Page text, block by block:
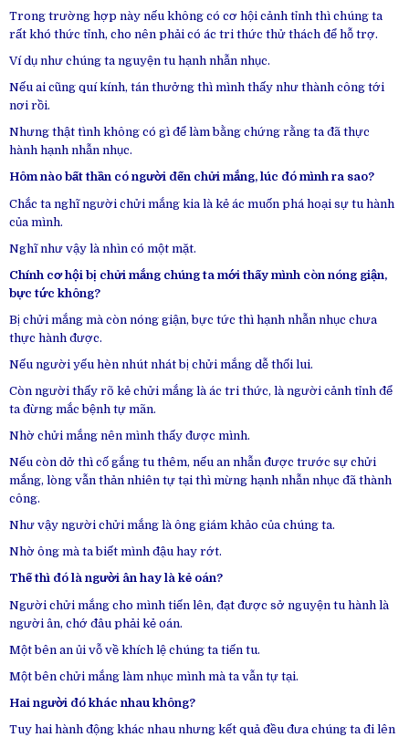
Trong trường hợp này nếu không có cơ hội cảnh tỉnh thì chúng ta
rất khó thức tỉnh, cho nên phải có ác tri thức thử thách để hỗ trợ.
Ví dụ như chúng ta nguyện tu hạnh nhẫn nhục.
Nếu ai cũng quí kính, tán thưởng thì mình thấy như thành công tới
nơi rồi.
Nhưng thật tình không có gì để làm bằng chứng rằng ta đã thực
hành hạnh nhẫn nhục.
Hôm nào bất thần có người đến chửi mắng, lúc đó mình ra sao?
Chắc ta nghĩ người chửi mắng kia là kẻ ác muốn phá hoại sự tu hành
của mình.
Nghĩ như vậy là nhìn có một mặt.
Chính cơ hội bị chửi mắng chúng ta mới thấy mình còn nóng giận,
bực tức không?
Bị chửi mắng mà còn nóng giận, bực tức thì hạnh nhẫn nhục chưa
thực hành được.
Nếu người yếu hèn nhút nhát bị chửi mắng dễ thối lui.
Còn người thấy rõ kẻ chửi mắng là ác tri thức, là người cảnh tỉnh để
ta đừng mắc bệnh tự mãn.
Nhờ chửi mắng nên mình thấy được mình.
Nếu còn dở thì cố gắng tu thêm, nếu an nhẫn được trước sự chửi
mắng, lòng vẫn thản nhiên tự tại thì mừng hạnh nhẫn nhục đã thành
công.
Như vậy người chửi mắng là ông giám khảo của chúng ta.
Nhờ ông mà ta biết mình đậu hay rớt.
Thế thì đó là người ân hay là kẻ oán?
Người chửi mắng cho mình tiến lên, đạt được sở nguyện tu hành là
người ân, chớ đâu phải kẻ oán.
Một bên an ủi vỗ về khích lệ chúng ta tiến tu.
Một bên chửi mắng làm nhục mình mà ta vẫn tự tại.
Hai người đó khác nhau không?
Tuy hai hành động khác nhau nhưng kết quả đều đưa chúng ta đi lên